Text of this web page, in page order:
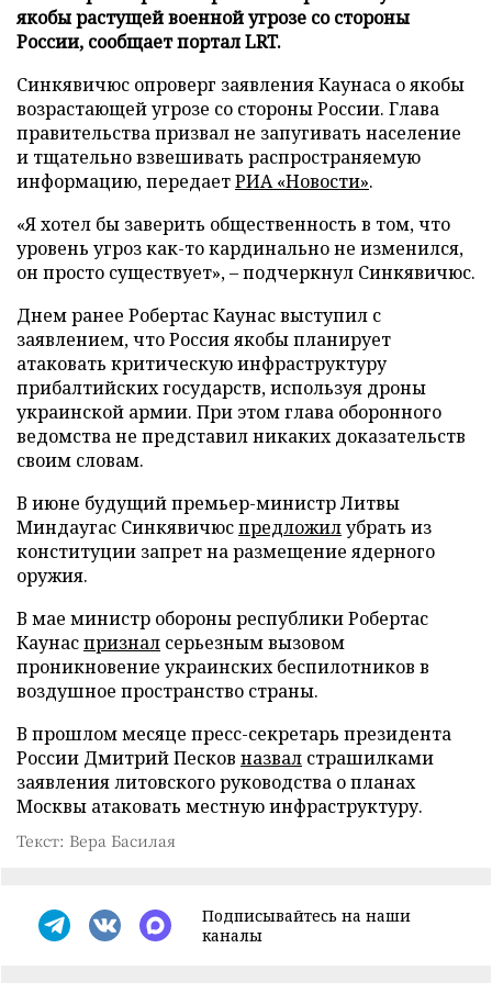
якобы растущей военной угрозе со стороны
России, сообщает портал LRT.
Синкявичюс опроверг заявления Каунаса о якобы
возрастающей угрозе со стороны России. Глава
правительства призвал не запугивать население
и тщательно взвешивать распространяемую
информацию, передаетРИА «Новости».
«Я хотел бы заверить общественность в том, что
уровень угроз как-то кардинально не изменился,
он просто существует», – подчеркнул Синкявичюс.
Днем ранее Робертас Каунас выступил с
заявлением, что Россия якобы планирует
атаковать критическую инфраструктуру
прибалтийских государств, используя дроны
украинской армии. При этом глава оборонного
ведомства не представил никаких доказательств
своим словам.
В июне будущий премьер-министр Литвы
Миндаугас Синкявичюспредложилубрать из
конституции запрет на размещение ядерного
оружия.
В мае министр обороны республики Робертас
Каунаспризнал серьезным вызовом
проникновение украинских беспилотников в
воздушное пространство страны.
В прошлом месяце пресс-секретарь президента
России Дмитрий Песков назвал страшилками
заявления литовского руководства о планах
Москвы атаковать местную инфраструктуру.
Текст: Вера Басилая
Подписывайтесь на наши
каналы